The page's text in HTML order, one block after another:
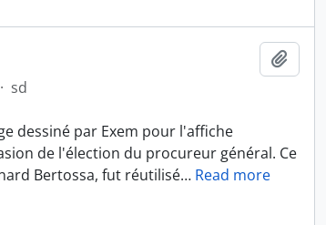
· sd
dessiné par Exem pour l'affiche
de l'élection du procureur général. Ce
Bertossa, fut réutilisé… Read more